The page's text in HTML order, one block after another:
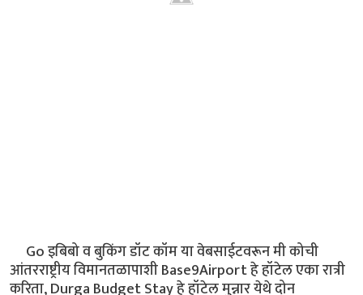
Go इबिबो व बुकिंग डॉट कॉम या वेबसाईटवरून मी कोची
आंतरराष्ट्रीय विमानतळापाशी Base9Airport हे हॉटेल एका रात्री
करिता, Durga Budget Stay हे हॉटेल मुन्नार येथे दोन